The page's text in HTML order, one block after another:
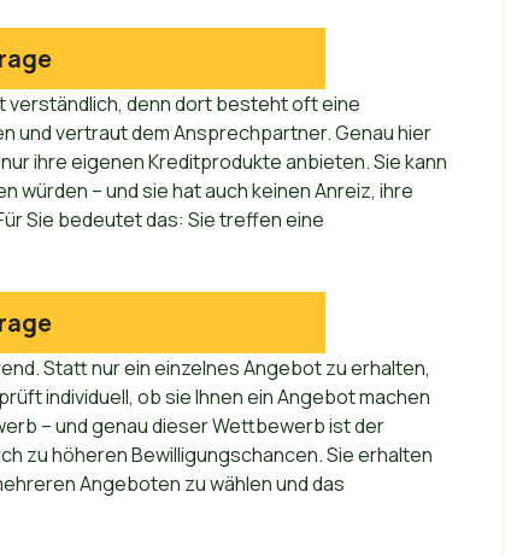
verständlich, denn dort besteht oft eine
und vertraut dem Ansprechpartner. Genau hier
ihre eigenen Kreditprodukte anbieten. Sie kann
würden – und sie hat auch keinen Anreiz, ihre
Sie bedeutet das: Sie treffen eine
Statt nur ein einzelnes Angebot zu erhalten,
individuell, ob sie Ihnen ein Angebot machen
– und genau dieser Wettbewerb ist der
zu höheren Bewilligungschancen. Sie erhalten
Angeboten zu wählen und das